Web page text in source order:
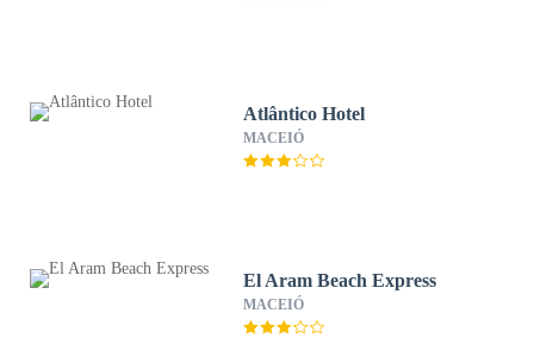
Atlântico Hotel
MACEIÓ
El Aram Beach Express
MACEIÓ